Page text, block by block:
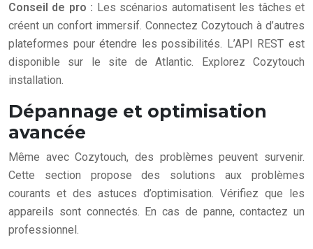
Conseil de pro : Les scénarios automatisent les tâches et
créent un confort immersif. Connectez Cozytouch à d’autres
plateformes pour étendre les possibilités. L’API REST est
disponible sur le site de Atlantic. Explorez Cozytouch
installation.
Dépannage et optimisation
avancée
Même avec Cozytouch, des problèmes peuvent survenir.
Cette section propose des solutions aux problèmes
courants et des astuces d’optimisation. Vérifiez que les
appareils sont connectés. En cas de panne, contactez un
professionnel.